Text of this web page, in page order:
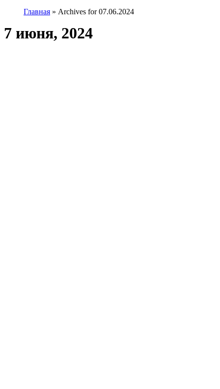
Главная » Archives for 07.06.2024
7 июня, 2024